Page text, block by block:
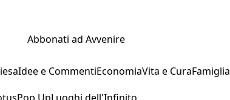
Abbonati ad Avvenire
Idee e CommentiEconomiaVita e CuraFamiglia
Pop UpLuoghi dell'Infinito